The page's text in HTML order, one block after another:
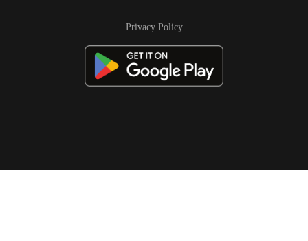
Privacy Policy